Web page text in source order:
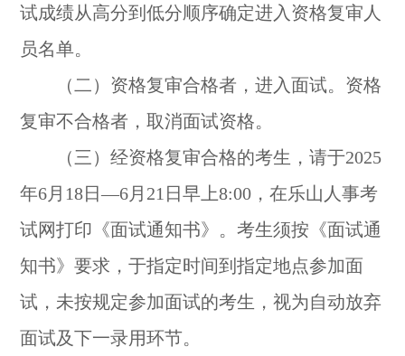
试成绩从高分到低分顺序确定进入资格复审人
员名单。
（二）资格复审合格者，进入面试。资格
复审不合格者，取消面试资格。
（三）经资格复审合格的考生，请于2025
年6月18日—6月21日早上8:00，在乐山人事考
试网打印《面试通知书》。考生须按《面试通
知书》要求，于指定时间到指定地点参加面
试，未按规定参加面试的考生，视为自动放弃
面试及下一录用环节。